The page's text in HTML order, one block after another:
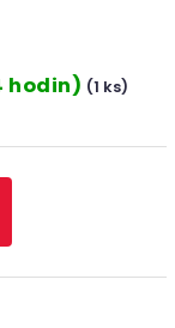
hodin) (1 ks)